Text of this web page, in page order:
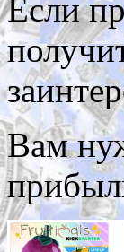
Если
Вам